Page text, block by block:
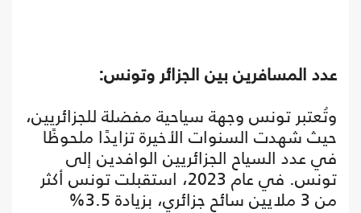
عدد المسافرين بين الجزائر وتونس:
وتُعتبر تونس وجهة سياحية مفضلة للجزائريين،
حيث شهدت السنوات الأخيرة تزايدًا ملحوظًا
في عدد السياح الجزائريين الوافدين إلى
تونس. في عام 2023، استقبلت تونس أكثر
من 3 ملايين سائح جزائري، بزيادة 3.5%